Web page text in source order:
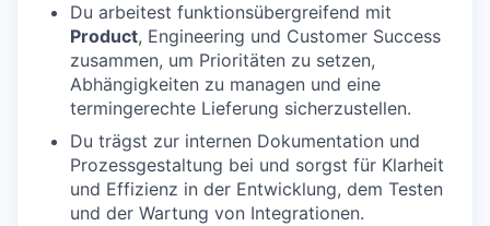
Du arbeitest funktionsübergreifend mit
Product, Engineering und Customer Success
zusammen, um Prioritäten zu setzen,
Abhängigkeiten zu managen und eine
termingerechte Lieferung sicherzustellen.
Du trägst zur internen Dokumentation und
Prozessgestaltung bei und sorgst für Klarheit
und Effizienz in der Entwicklung, dem Testen
und der Wartung von Integrationen.